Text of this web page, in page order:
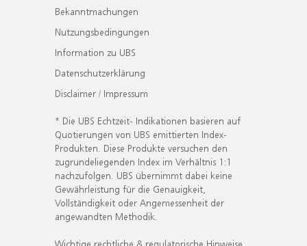
Bekanntmachungen
Nutzungsbedingungen
Information zu UBS
Datenschutzerklärung
Disclaimer / Impressum
* Die UBS Echtzeit- Indikationen basieren auf
Quotierungen von UBS emittierten Index-
Produkten. Diese Produkte versuchen den
zugrundeliegenden Index im Verhältnis 1:1
nachzufolgen. UBS übernimmt dabei keine
Gewährleistung für die Genauigkeit,
Vollständigkeit oder Angemessenheit der
angewandten Methodik.